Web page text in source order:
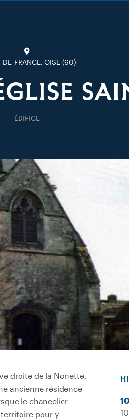
DE-FRANCE, OISE (60)
ÉDIFICE
droite de la Nonette,
ancienne résidence
le chancelier
pour y